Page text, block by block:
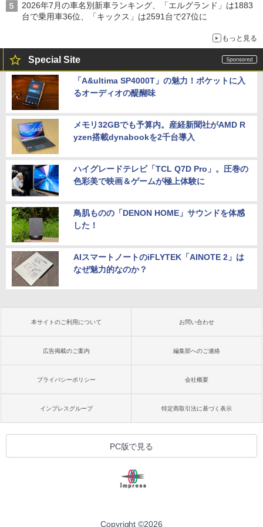
2026年7月の車名別新車ランキング、「エルグランド」は1883
台で乗用車36位、「キックス」は2591台で27位に
もっと見る
Special Site
「A&ultima SP4000T」の魅力！ポケットに入
るオーディオの醍醐味
メモリ32GBでも予算内。産経新聞社がAMD R
yzen搭載dynabookを2千台導入
ハイグレードテレビ「TCL Q7D Pro」。圧巻の
色彩美で映画＆ゲームが極上体験に
鳥肌ものの「DENON HOME」サウンドを体感
した！
AIスマートノートのiFLYTEK「AINOTE 2」は
なぜ魅力的なのか？
本サイトのご利用について お問い合わせ
広告掲載のご案内 編集部へのご連絡
プライバシーポリシー 会社概要
インプレスグループ 特定商取引法に基づく表示
PC版で見る
Copyright ©2026